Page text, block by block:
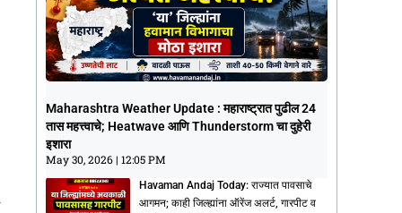
Maharashtra Weather Update : महाराष्ट्रात पुढील 24
तास महत्त्वाचे; Heatwave आणि Thunderstorm चा दुहेरी
इशारा
May 30, 2026 12:05 PM
महाराष्ट्रात पुढील 24 तास महत्त्वाचे; Heatwave
आणि Thunderstorm चा दुहेरी इशारा
Havaman Andaj Today: राज्यात पावसाचे
आगमन; काही जिल्ह्यांना ऑरेंज अलर्ट, गारपीट व